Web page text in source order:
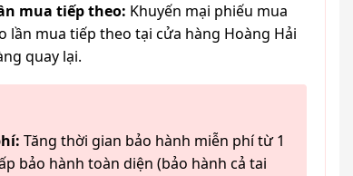
mua tiếp theo: Khuyến mại phiếu mua
lần mua tiếp theo tại cửa hàng Hoàng Hải
quay lại.
Tăng thời gian bảo hành miễn phí từ 1
bảo hành toàn diện (bảo hành cả tai